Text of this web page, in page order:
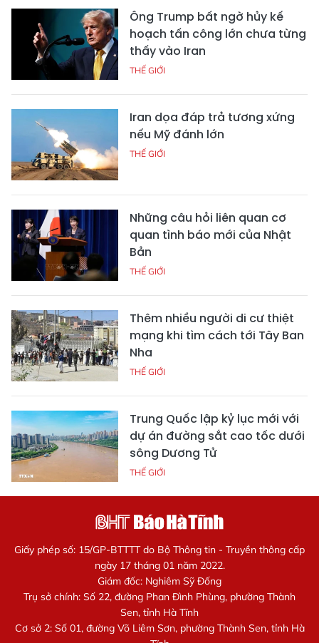
Ông Trump bất ngờ hủy kế
hoạch tấn công lớn chưa từng
thấy vào Iran
THẾ GIỚI
Iran dọa đáp trả tương xứng
nếu Mỹ đánh lớn
THẾ GIỚI
Những câu hỏi liên quan cơ
quan tình báo mới của Nhật
Bản
THẾ GIỚI
Thêm nhiều người di cư thiệt
mạng khi tìm cách tới Tây Ban
Nha
THẾ GIỚI
Trung Quốc lập kỷ lục mới với
dự án đường sắt cao tốc dưới
sông Dương Tử
THẾ GIỚI
Giấy phép số: 15/GP-BTTTT do Bộ Thông tin - Truyền thông cấp
ngày 17 tháng 01 năm 2022.
Giám đốc: Nghiêm Sỹ Đống
Trụ sở chính: Số 22, đường Phan Đình Phùng, phường Thành
Sen, tỉnh Hà Tĩnh
Cơ sở 2: Số 01, đường Võ Liêm Sơn, phường Thành Sen, tỉnh Hà